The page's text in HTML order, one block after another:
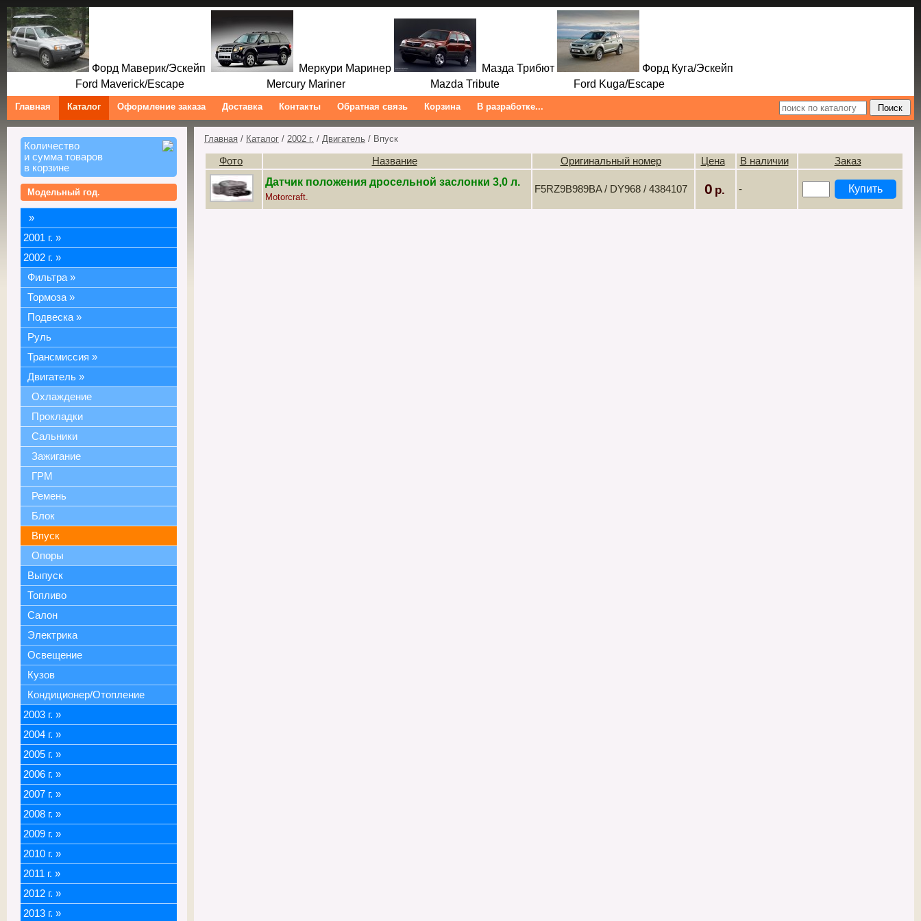
Форд Маверик/Эскейп Меркури Маринер Мазда Трибют
Форд Куга/Эскейп
Ford Maverick/Escape Mercury Mariner Mazda Tribute Ford Kuga/Escape
Главная Каталог Оформление заказа Доставка Контакты Обратная связь Корзина В разработке...
Количество
и сумма товаров
в корзине
Модельный год.
»
2001 г. »
2002 г. »
Фильтра »
Тормоза »
Подвеска »
Руль
Трансмиссия »
Двигатель »
Охлаждение
Прокладки
Сальники
Зажигание
ГРМ
Ремень
Блок
Впуск
Опоры
Выпуск
Топливо
Салон
Электрика
Освещение
Кузов
Кондиционер/Отопление
2003 г. »
2004 г. »
2005 г. »
2006 г. »
2007 г. »
2008 г. »
2009 г. »
2010 г. »
2011 г. »
2012 г. »
2013 г. »
Главная / Каталог / 2002 г. / Двигатель / Впуск
Фото Название Оригинальный номер Цена В наличии Заказ
Датчик положения дросельной заслонки 3,0 л.
Motorcraft.
F5RZ9B989BA / DY968 / 4384107 0 -